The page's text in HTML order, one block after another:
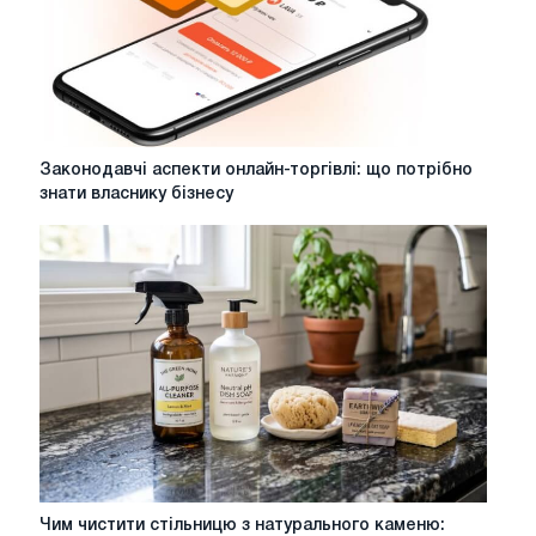
Законодавчі
аспекти
торгівлі:
що
потрібно
власнику
бізнесу
Законодавчі аспекти онлайн-торгівлі: що потрібно
знати власнику бізнесу
Чим
Чим чистити стільницю з натурального каменю: